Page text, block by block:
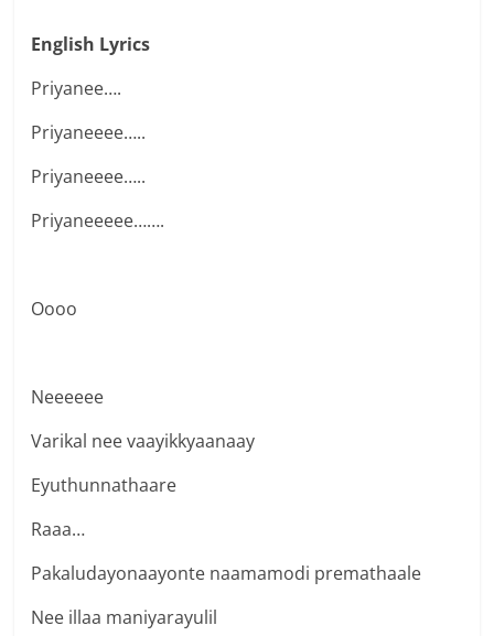
English Lyrics
Priyanee….
Priyaneeee…..
Priyaneeee…..
Priyaneeeee…….
Oooo
Neeeeee
Varikal nee vaayikkyaanaay
Eyuthunnathaare
Raaa…
Pakaludayonaayonte naamamodi premathaale
Nee illaa maniyarayulil